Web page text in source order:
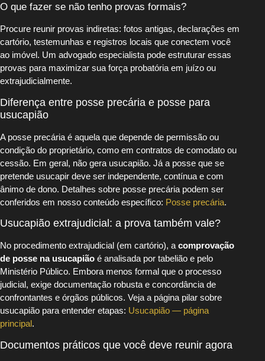
O que fazer se não tenho provas formais?
Procure reunir provas indiretas: fotos antigas, declarações em
cartório, testemunhas e registros locais que conectem você
ao imóvel. Um advogado especialista pode estruturar essas
provas para maximizar sua força probatória em juízo ou
extrajudicialmente.
Diferença entre posse precária e posse para
usucapião
A posse precária é aquela que depende de permissão ou
condição do proprietário, como em contratos de comodato ou
cessão. Em geral, não gera usucapião. Já a posse que se
pretende usucapir deve ser independente, contínua e com
ânimo de dono. Detalhes sobre posse precária podem ser
conferidos em nosso conteúdo específico: Posse precária.
Usucapião extrajudicial: a prova também vale?
No procedimento extrajudicial (em cartório), a comprovação
de posse na usucapião é analisada por tabelião e pelo
Ministério Público. Embora menos formal que o processo
judicial, exige documentação robusta e concordância de
confrontantes e órgãos públicos. Veja a página pilar sobre
usucapião para entender etapas: Usucapião — página
principal.
Documentos práticos que você deve reunir agora